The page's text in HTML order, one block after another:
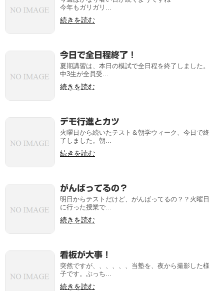
今年もガリガリ...
続きを読む
今日で全日程終了！
夏期講習は、本日の模試で全日程を終了しました。
中3生が全員受...
続きを読む
デモ行進とカツ
火曜日から続いたテスト＆朝学ウィーク、今日で終
了しました。朝...
続きを読む
がんばってるの？
明日からテストだけど、がんばってるの？？火曜日
に行った授業で...
続きを読む
看板が大事！
突然ですが、、、、、、当塾を、夜から撮影した様
子です。ぶっち...
続きを読む